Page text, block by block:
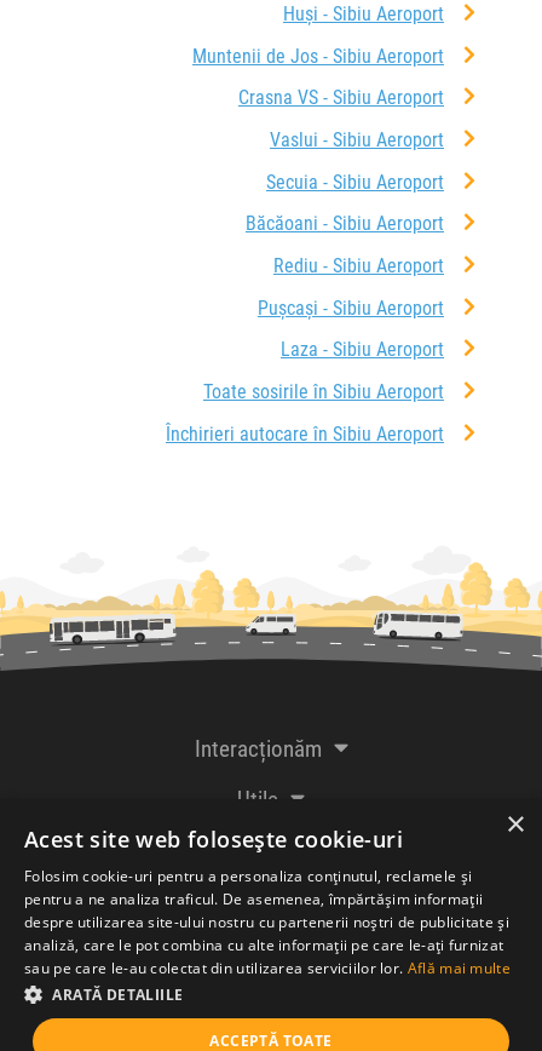
Huși - Sibiu Aeroport
Muntenii de Jos - Sibiu Aeroport
Crasna VS - Sibiu Aeroport
Vaslui - Sibiu Aeroport
Secuia - Sibiu Aeroport
Băcăoani - Sibiu Aeroport
Rediu - Sibiu Aeroport
Pușcași - Sibiu Aeroport
Laza - Sibiu Aeroport
Toate sosirile în Sibiu Aeroport
Închirieri autocare în Sibiu Aeroport
Interacționăm
Utile
De la creatorii
Acceptăm plăți cu
×
Acest site web folosește cookie-uri
Folosim cookie-uri pentru a personaliza conținutul, reclamele și
pentru a ne analiza traficul. De asemenea, împărtășim informații
despre utilizarea site-ului nostru cu partenerii noștri de publicitate și
analiză, care le pot combina cu alte informații pe care le-ați furnizat
sau pe care le-au colectat din utilizarea serviciilor lor. Află mai multe
ARATĂ DETALIILE
ACCEPTĂ TOATE